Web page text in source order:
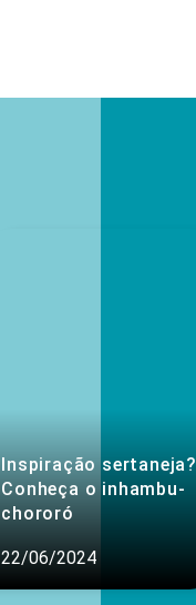
Inspiração sertaneja?
Conheça o inhambu-
chororó
22/06/2024